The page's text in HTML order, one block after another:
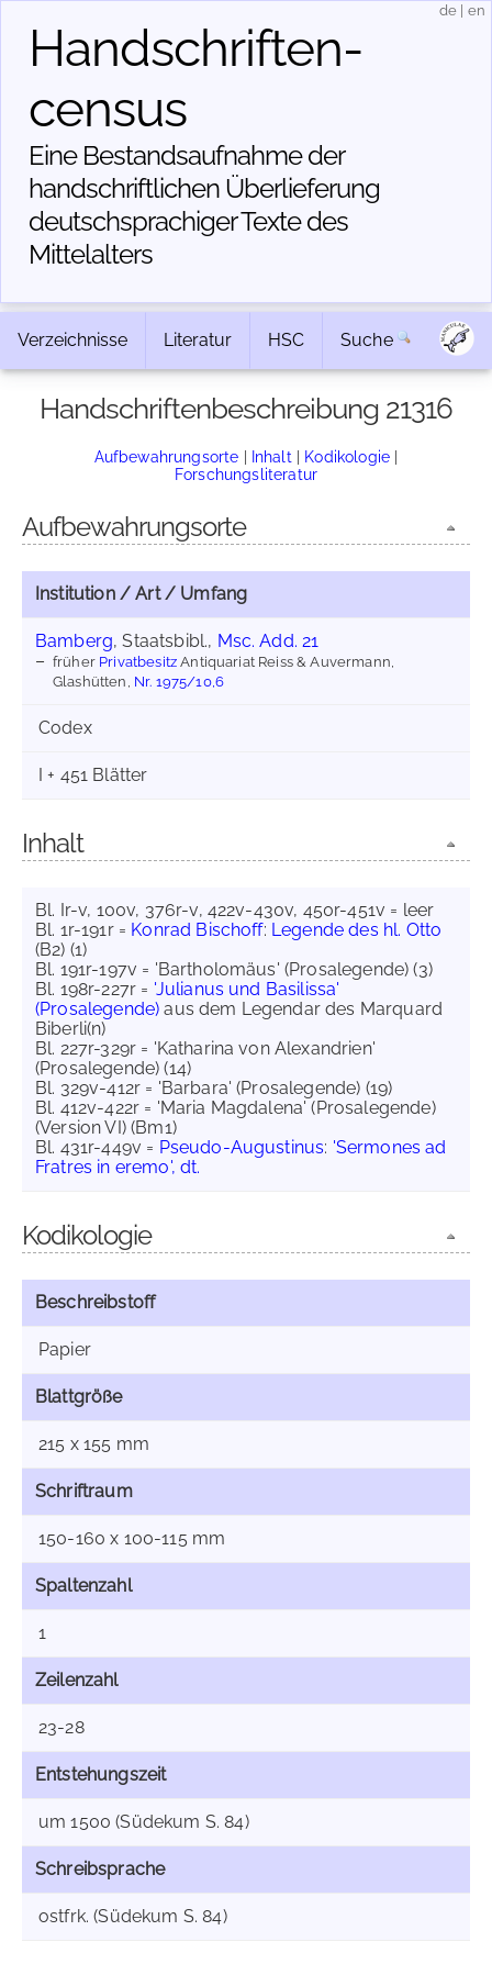
Handschriften­
census
Eine Bestandsaufnahme der
handschriftlichen Über­lieferung
deutschsprachiger Texte des
Mittelalters
de en
Verzeichnisse Literatur HSC Suche
Handschriftenbeschreibung 21316
Aufbewahrungsorte | Inhalt | Kodikologie |
Forschungsliteratur
Aufbewahrungsorte
Institution / Art / Umfang
Bamberg, Staatsbibl., Msc. Add. 21
früher PrivatbesitzAntiquariat Reiss & Auvermann,
Glashütten, Nr. 1975/10,6
Codex
I + 451 Blätter
Inhalt
Bl. Ir-v, 100v, 376r-v, 422v-430v, 450r-451v = leer
Bl. 1r-191r = Konrad Bischoff: Legende des hl. Otto
(B2) (1)
Bl. 191r-197v = 'Bartholomäus' (Prosalegende) (3)
Bl. 198r-227r = 'Julianus und Basilissa'
(Prosalegende) aus dem Legendar des Marquard
Biberli(n)
Bl. 227r-329r = 'Katharina von Alexandrien'
(Prosalegende) (14)
Bl. 329v-412r = 'Barbara' (Prosalegende) (19)
Bl. 412v-422r = 'Maria Magdalena' (Prosalegende)
(Version VI) (Bm1)
Bl. 431r-449v = Pseudo-Augustinus: 'Sermones ad
Fratres in eremo', dt.
Kodikologie
Beschreibstoff
Papier
Blattgröße
215 x 155 mm
Schriftraum
150-160 x 100-115 mm
Spaltenzahl
1
Zeilenzahl
23-28
Entstehungszeit
um 1500 (Südekum S. 84)
Schreibsprache
ostfrk. (Südekum S. 84)